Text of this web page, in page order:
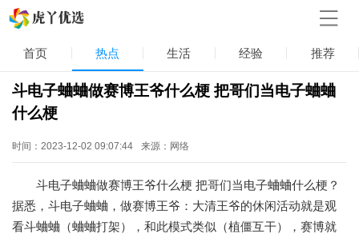
首页 热点 生活 经验 推荐
斗电子蛐蛐做赛博王爷什么梗 把哥们当电子蛐蛐
什么梗
时间：2023-12-02 09:07:44 来源：网络
斗电子蛐蛐做赛博王爷什么梗 把哥们当电子蛐蛐什么梗？
据悉，斗电子蛐蛐，做赛博王爷：大清王爷的休闲活动就是观
看斗蛐蛐（蛐蛐打架），和此模式类似（植僵互干），赛博就